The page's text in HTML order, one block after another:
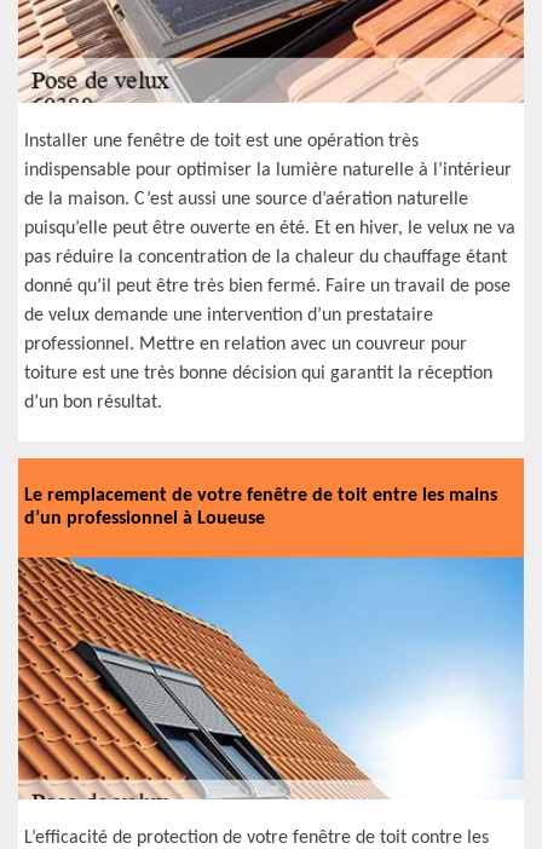
Installer une fenêtre de toit est une opération très
indispensable pour optimiser la lumière naturelle à l’intérieur
de la maison. C’est aussi une source d’aération naturelle
puisqu’elle peut être ouverte en été. Et en hiver, le velux ne va
pas réduire la concentration de la chaleur du chauffage étant
donné qu’il peut être très bien fermé. Faire un travail de pose
de velux demande une intervention d’un prestataire
professionnel. Mettre en relation avec un couvreur pour
toiture est une très bonne décision qui garantit la réception
d’un bon résultat.
Le remplacement de votre fenêtre de toit entre les mains
d’un professionnel à Loueuse
L’efficacité de protection de votre fenêtre de toit contre les